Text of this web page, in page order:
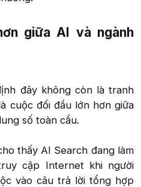
giữa AI và ngành
đây không còn là tranh
cuộc đối đầu lớn hơn giữa
số toàn cầu.
thấy AI Search đang làm
cập Internet khi người
vào câu trả lời tổng hợp